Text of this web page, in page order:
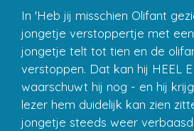
In 'Heb jij misschien Olifant
jongetje verstoppertje met
jongetje telt tot tien en de
verstoppen. Dat kan hij HEEL
waarschuwt hij nog - en hij
lezer hem duidelijk kan zien
jongetje steeds weer